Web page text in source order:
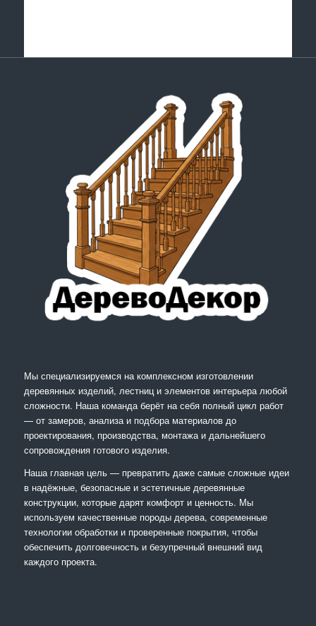
Мы специализируемся на комплексном изготовлении
деревянных изделий, лестниц и элементов интерьера любой
сложности. Наша команда берёт на себя полный цикл работ
— от замеров, анализа и подбора материалов до
проектирования, производства, монтажа и дальнейшего
сопровождения готового изделия.
Наша главная цель — превратить даже самые сложные идеи
в надёжные, безопасные и эстетичные деревянные
конструкции, которые дарят комфорт и ценность. Мы
используем качественные породы дерева, современные
технологии обработки и проверенные покрытия, чтобы
обеспечить долговечность и безупречный внешний вид
каждого проекта.